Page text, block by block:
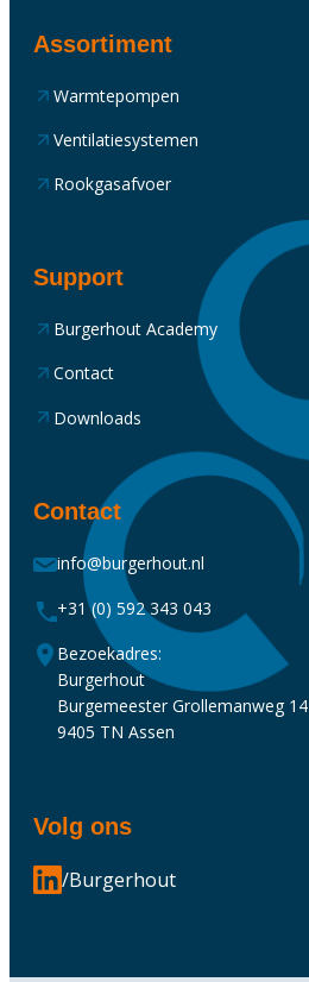
Assortiment
Warmtepompen
Ventilatiesystemen
Rookgasafvoer
Support
Burgerhout Academy
Contact
Downloads
Contact
info@burgerhout.nl
+31 (0) 592 343 043
Bezoekadres:
Burgerhout
Burgemeester Grollemanweg 14
9405 TN Assen
Volg ons
/Burgerhout